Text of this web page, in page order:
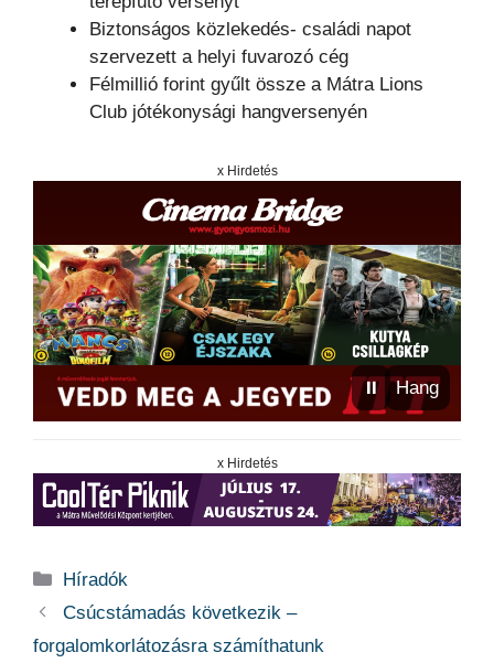
Biztonságos közlekedés- családi napot
szervezett a helyi fuvarozó cég
Félmillió forint gyűlt össze a Mátra Lions
Club jótékonysági hangversenyén
x Hirdetés
⏸ Hang
x Hirdetés
Kategória
Híradók
Csúcstámadás következik –
forgalomkorlátozásra számíthatunk